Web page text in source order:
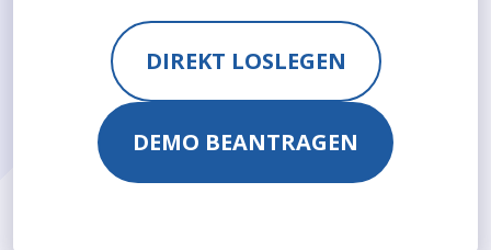
DIREKT LOSLEGEN
DEMO BEANTRAGEN